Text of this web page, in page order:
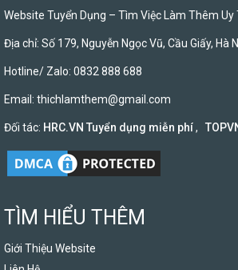
Website Tuyển Dụng – Tìm Việc Làm Thêm Uy
Địa chỉ: Số 179, Nguyễn Ngọc Vũ, Cầu Giấy, Hà
Hotline/ Zalo: 0832 888 688
Email: thichlamthem@gmail.com
Đối tác: HRC.VN Tuyển dụng miễn phí,
TÌM HIỂU THÊM
Giới Thiệu Website